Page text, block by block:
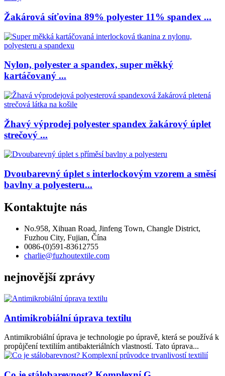
Žakárová síťovina 89% polyester 11% spandex ...
Nylon, polyester a spandex, super měkký
kartáčovaný ...
Žhavý výprodej polyester spandex žakárový úplet
strečový ...
Dvoubarevný úplet s interlockovým vzorem a směsí
bavlny a polyesteru...
Kontaktujte nás
No.958, Xihuan Road, Jinfeng Town, Changle District,
Fuzhou City, Fujian, Čína
0086-(0)591-83612755
charlie@fuzhoutextile.com
nejnovější zprávy
Antimikrobiální úprava textilu
Antimikrobiální úprava je technologie po úpravě, která se používá k
propůjčení textiliím antibakteriálních vlastností. Tato úprava...